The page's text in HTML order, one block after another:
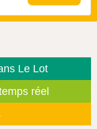
Le Lot
réel